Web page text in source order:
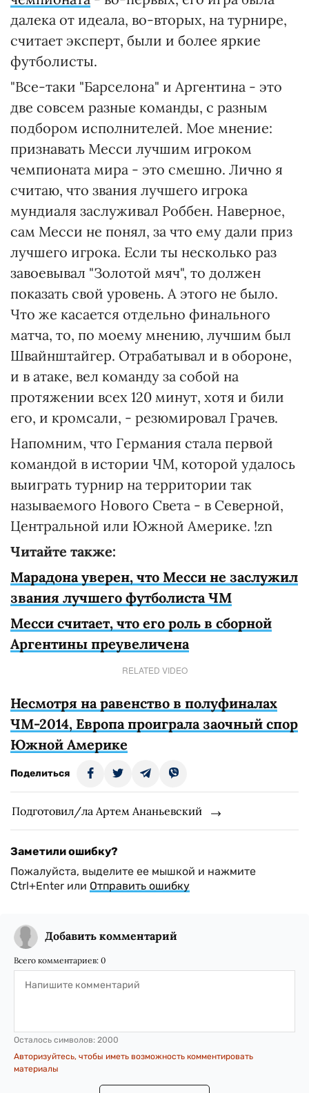
далека от идеала, во-вторых, на турнире,
считает эксперт, были и более яркие
футболисты.
"Все-таки "Барселона" и Аргентина - это
две совсем разные команды, с разным
подбором исполнителей. Мое мнение:
признавать Месси лучшим игроком
чемпионата мира - это смешно. Лично я
считаю, что звания лучшего игрока
мундиаля заслуживал Роббен. Наверное,
сам Месси не понял, за что ему дали приз
лучшего игрока. Если ты несколько раз
завоевывал "Золотой мяч", то должен
показать свой уровень. А этого не было.
Что же касается отдельно финального
матча, то, по моему мнению, лучшим был
Швайнштайгер. Отрабатывал и в обороне,
и в атаке, вел команду за собой на
протяжении всех 120 минут, хотя и били
его, и кромсали, - резюмировал Грачев.
Напомним, что Германия стала первой
командой в истории ЧМ, которой удалось
выиграть турнир на территории так
называемого Нового Света - в Северной,
Центральной или Южной Америке. !zn
Читайте также:
Марадона уверен, что Месси не заслужил
звания лучшего футболиста ЧМ
Месси считает, что его роль в сборной
Аргентины преувеличена
RELATED VIDEO
Несмотря на равенство в полуфиналах
ЧМ-2014, Европа проиграла заочный спор
Южной Америке
Поделиться
Подготовил/ла Артем Ананьевский
Заметили ошибку?
Пожалуйста, выделите ее мышкой и нажмите
Ctrl+Enter или Отправить ошибку
Добавить комментарий
Всего комментариев: 0
Осталось символов: 2000
Авторизуйтесь, чтобы иметь возможность комментировать
материалы